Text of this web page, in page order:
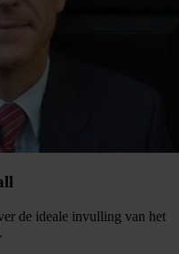
de ideale invulling van het